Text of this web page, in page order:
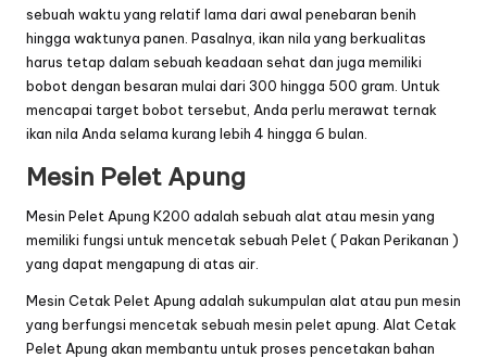
sebuah waktu yang relatif lama dari awal penebaran benih
hingga waktunya panen. Pasalnya, ikan nila yang berkualitas
harus tetap dalam sebuah keadaan sehat dan juga memiliki
bobot dengan besaran mulai dari 300 hingga 500 gram. Untuk
mencapai target bobot tersebut, Anda perlu merawat ternak
ikan nila Anda selama kurang lebih 4 hingga 6 bulan.
Mesin Pelet Apung
Mesin Pelet Apung K200 adalah sebuah alat atau mesin yang
memiliki fungsi untuk mencetak sebuah Pelet ( Pakan Perikanan )
yang dapat mengapung di atas air.
Mesin Cetak Pelet Apung adalah sukumpulan alat atau pun mesin
yang berfungsi mencetak sebuah mesin pelet apung . Alat Cetak
Pelet Apung akan membantu untuk proses pencetakan bahan